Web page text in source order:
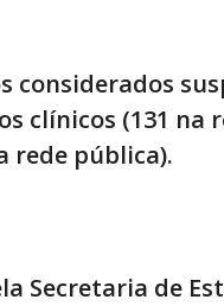
considerados
clínicos (131 na
rede pública).
Secretaria de